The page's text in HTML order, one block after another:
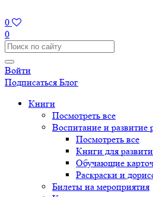
0
0
Войти
Подписаться Блог
Книги
Посмотреть все
Воспитание и развитие
Посмотреть все
Книги для
Обучающие
Раскраски и
Билеты на мероприятия